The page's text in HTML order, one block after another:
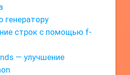
генератору
строк с помощью f-
— улучшение